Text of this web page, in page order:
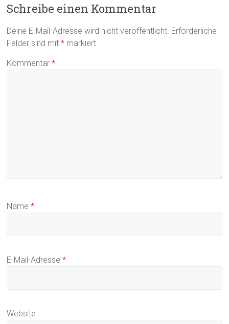
Schreibe einen Kommentar
Deine E-Mail-Adresse wird nicht veröffentlicht. Erforderliche
Felder sind mit* markiert
Kommentar*
Name*
E-Mail-Adresse*
Website